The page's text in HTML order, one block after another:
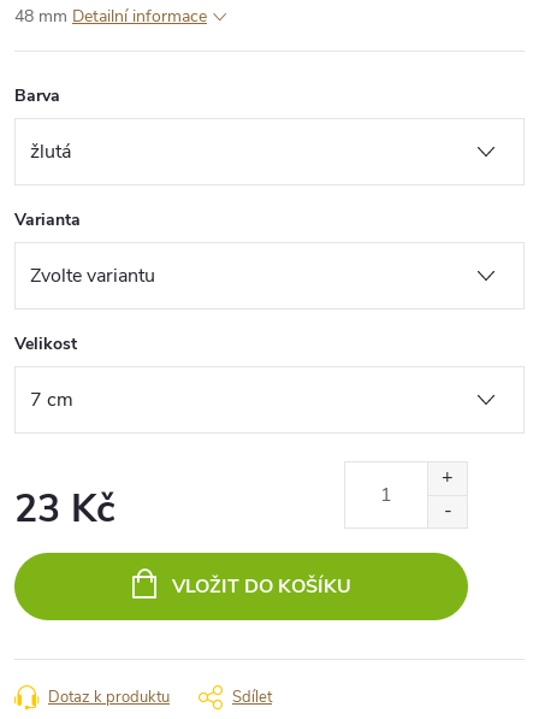
48 mm Detailní informace
Barva
Varianta
Velikost
23 Kč
cena:
VLOŽIT DO KOŠÍKU
Dotaz k produktu Sdílet